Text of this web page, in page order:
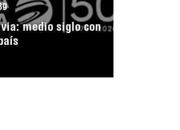
medio siglo con